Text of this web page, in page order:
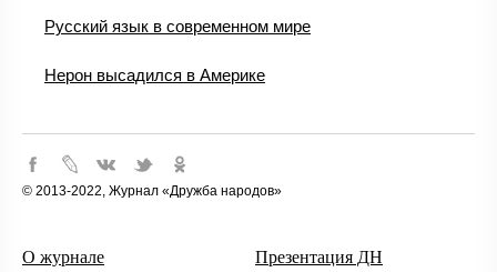
Русский язык в современном мире
Нерон высадился в Америке
© 2013-2022, Журнал «Дружба народов»
О журнале Презентация ДН